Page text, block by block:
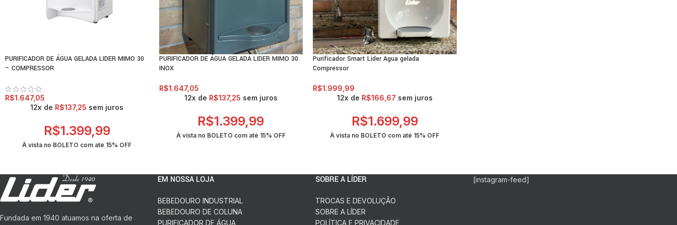
Para transporte considere as dimensões da sua embalagem, as quais são, em centímetros: alt.37; larg.32; prof.39;
Dentro da embalagem você encontrar·, além do aparelho, 1m de mangueira de polietileno atóxica, já conectada ao aparelho; 1 adaptador de rosca de 1/2 para conexão da mangueira
com a rede hidráulica; e 2 buchas S8 com respectivos parafusos, e 1 suporte metálico para fixação do aparelho em parede;
PURIFICADOR DE ÁGUA GELADA LIDER MIMO 30
– COMPRESSOR
R$1.647,05
12x de R$137,25 sem juros
R$1.399,99
À vista no BOLETO com até 15% OFF
PURIFICADOR DE ÁGUA GELADA LIDER MIMO 30
INOX
R$1.647,05
12x de R$137,25 sem juros
R$1.399,99
À vista no BOLETO com até 15% OFF
Purificador Smart Lider Agua gelada
Compressor
R$1.999,99
12x de R$166,67 sem juros
R$1.699,99
À vista no BOLETO com até 15% OFF
Fundada em 1940 atuamos na oferta de
EM NOSSA LOJA
BEBEDOURO INDUSTRIAL
BEBEDOURO DE COLUNA
PURIFICADOR DE ÁGUA
SOBRE A LÍDER
TROCAS E DEVOLUÇÃO
SOBRE A LÍDER
POLÍTICA E PRIVACIDADE
[instagram-feed]